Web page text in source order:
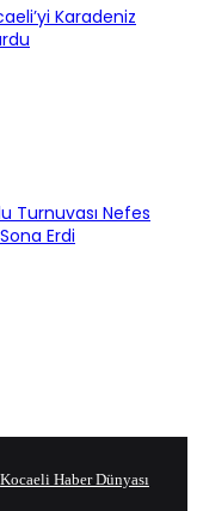
Karadeniz
Turnuvası Nefes
Erdi
Kocaeli Haber Dünyası